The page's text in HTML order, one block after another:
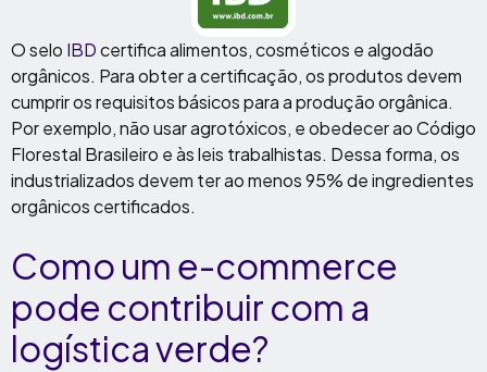
O selo IBDcertifica alimentos, cosméticos e algodão
orgânicos. Para obter a certificação, os produtos devem
cumprir os requisitos básicos para a produção orgânica.
Por exemplo, não usar agrotóxicos, e obedecer ao Código
Florestal Brasileiro e às leis trabalhistas. Dessa forma, os
industrializados devem ter ao menos 95% de ingredientes
orgânicos certificados.
Como um e-commerce
pode contribuir com a
logística verde?